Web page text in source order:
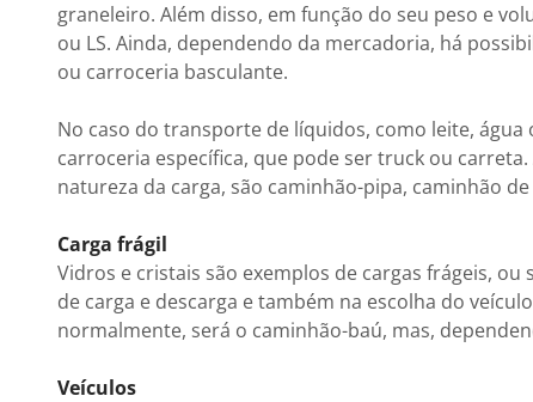
graneleiro. Além disso, em função do seu peso e
ou LS. Ainda, dependendo da mercadoria, há
ou carroceria basculante.
No caso do transporte de líquidos, como leite,
carroceria específica, que pode ser truck ou
natureza da carga, são caminhão-pipa, caminhão
Carga frágil
Vidros e cristais são exemplos de cargas frágeis,
de carga e descarga e também na escolha do
normalmente, será o caminhão-baú, mas,
Veículos